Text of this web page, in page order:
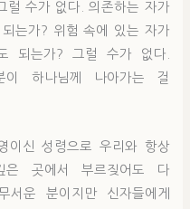
럴 수가 없다. 의존하는 자가
는가? 위험 속에 있는 자가
되는가? 그럴 수가 없다.
이 하나님께 나아가는 걸
이신 성령으로 우리와 항상
은 곳에서 부르짖어도 다
운 분이지만 신자들에게